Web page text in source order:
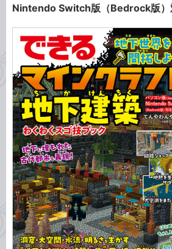
Nintendo Switch版（Bedrock版）